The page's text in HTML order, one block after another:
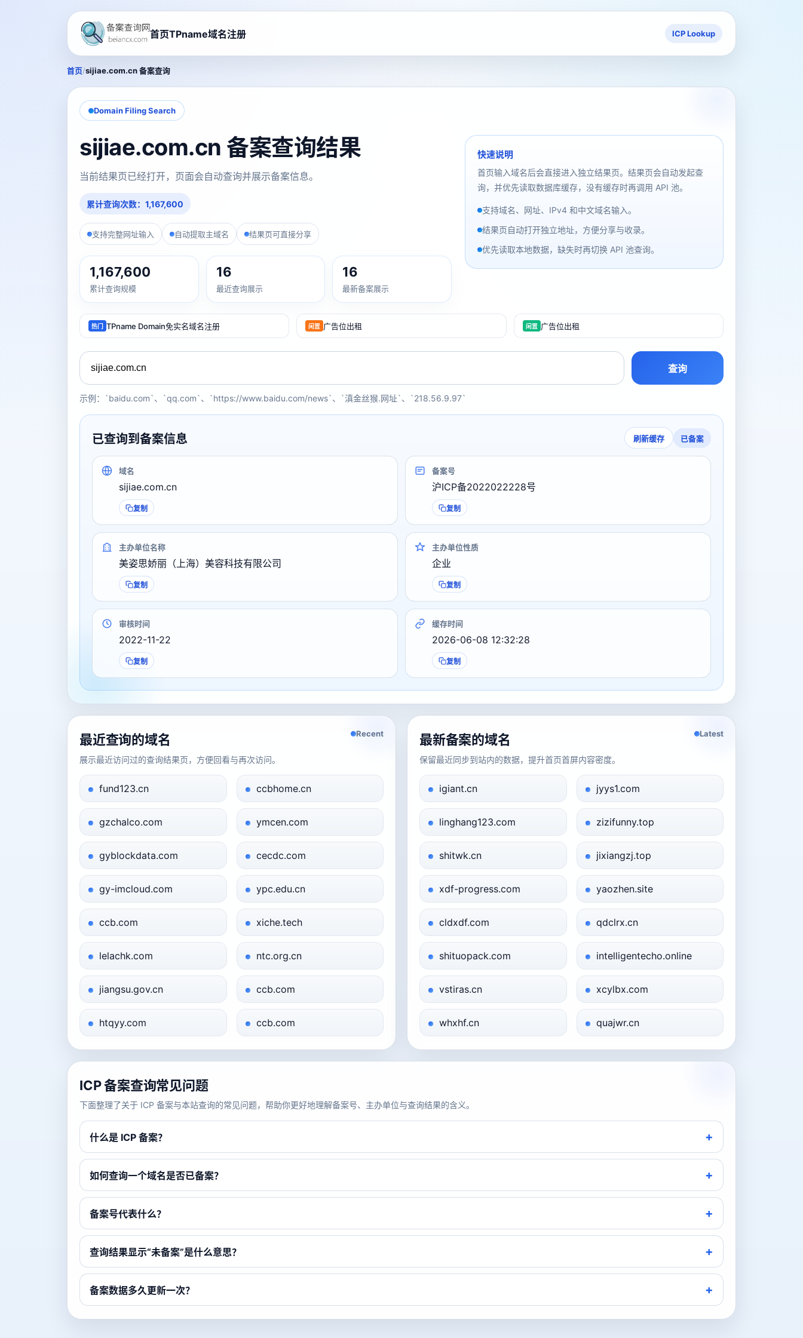
首页TPname域名注册 ICP Lookup
首页/sijiae.com.cn 备案查询
Domain Filing Search
sijiae.com.cn 备案查询结果
当前结果页已经打开，页面会自动查询并展示备案信息。
累计查询次数：1,167,600
支持完整网址输入 自动提取主域名 结果页可直接分享
1,167,600
累计查询规模
16
最近查询展示
16
最新备案展示
快速说明
首页输入域名后会直接进入独立结果页。结果页会自动发起查
询，并优先读取数据库缓存，没有缓存时再调用 API 池。
支持域名、网址、IPv4 和中文域名输入。
结果页自动打开独立地址，方便分享与收录。
优先读取本地数据，缺失时再切换 API 池查询。
热门 TPname Domain免实名域名注册 闲置 广告位出租 闲置 广告位出租
查询
示例：`baidu.com`、`qq.com`、`https://www.baidu.com/news`、`滇金丝猴.网址`、`218.56.9.97`
已查询到备案信息 刷新缓存 已备案
域名
sijiae.com.cn
复制
备案号
沪ICP备2022022228号
复制
主办单位名称
美姿思娇丽（上海）美容科技有限公司
复制
主办单位性质
企业
复制
审核时间
2022-11-22
复制
缓存时间
2026-06-08 12:32:28
复制
最近查询的域名
展示最近访问过的查询结果页，方便回看与再次访问。
Recent
fund123.cn ccbhome.cn
gzchalco.com ymcen.com
gyblockdata.com cecdc.com
gy-imcloud.com ypc.edu.cn
ccb.com xiche.tech
lelachk.com ntc.org.cn
jiangsu.gov.cn ccb.com
htqyy.com ccb.com
最新备案的域名
保留最近同步到站内的数据，提升首页首屏内容密度。
Latest
igiant.cn jyys1.com
linghang123.com zizifunny.top
shitwk.cn jixiangzj.top
xdf-progress.com yaozhen.site
cldxdf.com qdclrx.cn
shituopack.com intelligentecho.online
vstiras.cn xcylbx.com
whxhf.cn quajwr.cn
ICP 备案查询常见问题
下面整理了关于 ICP 备案与本站查询的常见问题，帮助你更好地理解备案号、主办单位与查询结果的含义。
什么是 ICP 备案？
如何查询一个域名是否已备案？
备案号代表什么？
查询结果显示“未备案”是什么意思？
备案数据多久更新一次？